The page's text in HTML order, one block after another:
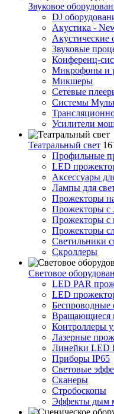
Звуковое
DJ
Акустика -
Акустические
Звуковые
Конференц-
Микрофоны и
Микшеры
Сетевые
Системы
Усилители
Театральный свет
Профильные
LED
Аксессуары
Лампы для
Прожекторы
Прожекторы с
Прожекторы с
Прожекторы
Светильники
Скроллеры
Световое
LED PAR
LED
Беспроводные
Вращающиеся
Контроллеры
Лазерные
Линейки LED
Приборы IP65
Световые
Сканеры
Стробоскопы
Эффекты дым